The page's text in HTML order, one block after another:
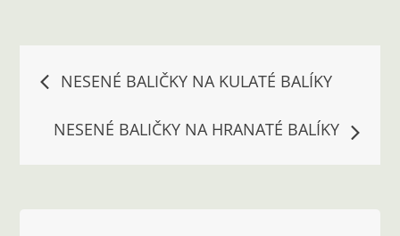
Navigace
pro
NESENÉ BALIČKY NA KULATÉ BALÍKY
NESENÉ BALIČKY NA HRANATÉ BALÍKY